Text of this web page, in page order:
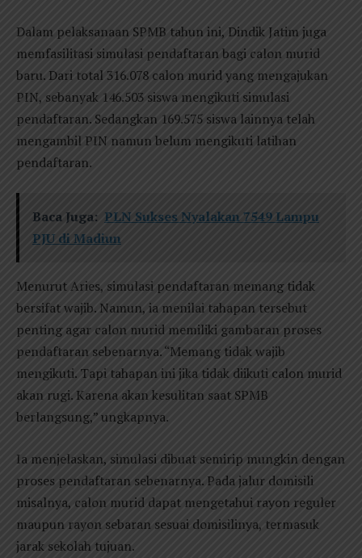
Dalam pelaksanaan SPMB tahun ini, Dindik Jatim juga
memfasilitasi simulasi pendaftaran bagi calon murid
baru. Dari total 316.078 calon murid yang mengajukan
PIN, sebanyak 146.503 siswa mengikuti simulasi
pendaftaran. Sedangkan 169.575 siswa lainnya telah
mengambil PIN namun belum mengikuti latihan
pendaftaran.
Baca Juga: PLN Sukses Nyalakan 7549 Lampu
PJU di Madiun
Menurut Aries, simulasi pendaftaran memang tidak
bersifat wajib. Namun, ia menilai tahapan tersebut
penting agar calon murid memiliki gambaran proses
pendaftaran sebenarnya. “Memang tidak wajib
mengikuti. Tapi tahapan ini jika tidak diikuti calon murid
akan rugi. Karena akan kesulitan saat SPMB
berlangsung,” ungkapnya.
Ia menjelaskan, simulasi dibuat semirip mungkin dengan
proses pendaftaran sebenarnya. Pada jalur domisili
misalnya, calon murid dapat mengetahui rayon reguler
maupun rayon sebaran sesuai domisilinya, termasuk
jarak sekolah tujuan.